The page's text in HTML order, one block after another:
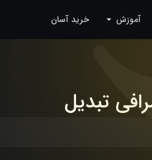
آموزش خرید آسان
تبدیل